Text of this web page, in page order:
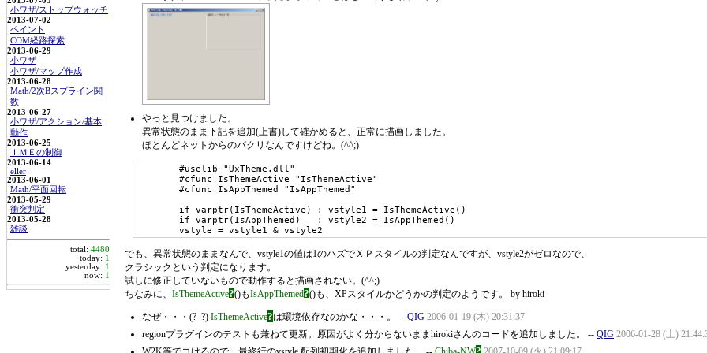
小ワザ/ストップウォッチ
2013-07-02
ペイント
COM経路探索
2013-06-29
小ワザ
小ワザ/マップ作成
2013-06-28
Math/2次Bスプライン関
数
2013-06-27
小ワザ/アクション/基本
動作
2013-06-25
ＩＭＥの制御
2013-06-14
eller
2013-06-01
Math/平面回転
2013-05-29
衝突判定
2013-05-28
雑談
total: 4480
today: 1
yesterday: 1
now: 1
やっと見つけました。
異常状態のまま下記を追加(上書)して確かめると、正常に描画しました。
ほとんどネットからのパクリなんですけどね。(^^;)
	vstyle = vstyle1 & vstyle2
でも、異常状態のままなんで、vstyle1の値は1のハズでＸＰスタイルの判定なんですが、vstyle2がゼロなので、
クラシックという判定になります。
試しに修正していないもので動作すると描画されない。(^^;)
ちなみに、 IsThemeActive?()もIsAppThemed?()も、XPスタイルかどうかの判定のようです。 by hiroki
なぜ・・・(?_?) IsThemeActive?は環境依存なのかな・・・。 -- QIG 2006-01-19 (木) 20:31:37
regionプラグインのテストも兼ねて更新。原因がよく分からないままhirokiさんのコードを追加しました。 -- QIG 2006-01-28 (土)